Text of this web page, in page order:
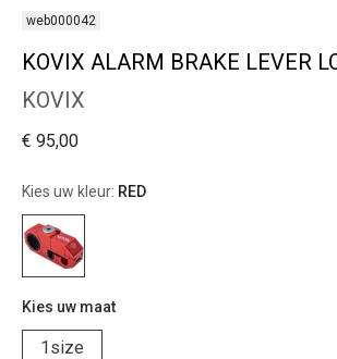
web000042
KOVIX ALARM BRAKE LEVER
KOVIX
€ 95,00
Kies uw kleur: RED
Kies uw maat
1size